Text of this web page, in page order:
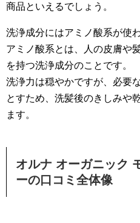
商品といえるでしょう。
洗浄成分にはアミノ酸系が使
アミノ酸系とは、人の皮膚や
を持つ洗浄成分のことです。
洗浄力は穏やかですが、必要
とすため、洗髪後のきしみや
ます。
オルナ オーガニック
ーの口コミ全体像